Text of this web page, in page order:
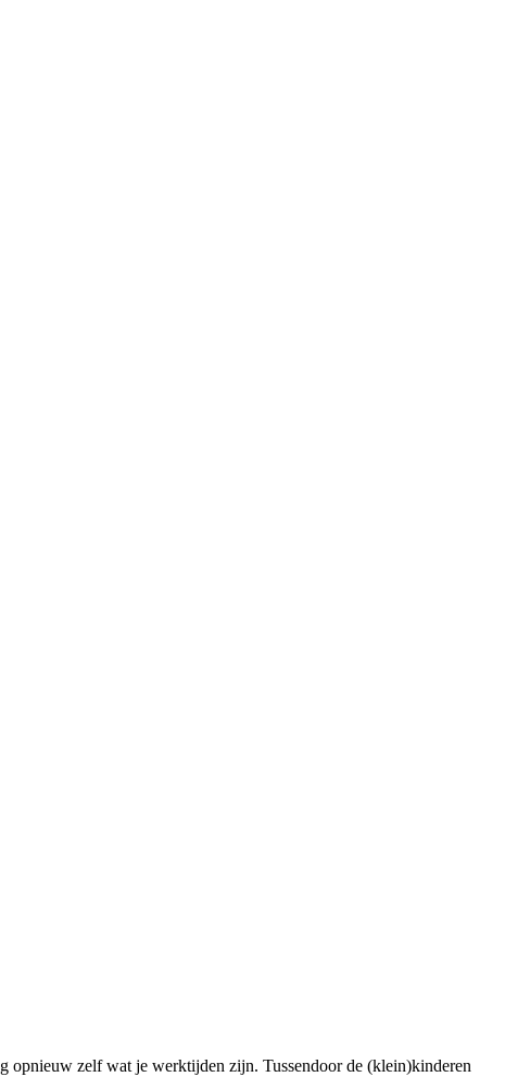
opnieuw zelf wat je werktijden zijn. Tussendoor de (klein)kinderen